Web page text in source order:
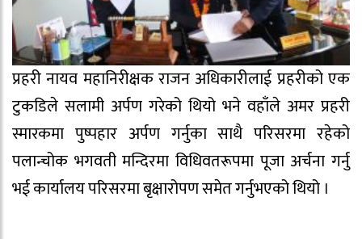
प्रहरी नायव महानिरीक्षक राजन अधिकारीलाई प्रहरीको एक
टुकडिले सलामी अर्पण गरेको थियो भने वहाँले अमर प्रहरी
स्मारकमा पुष्पहार अर्पण गर्नुका साथै परिसरमा रहेको
पलान्चोक भगवती मन्दिरमा विधिवतरूपमा पूजा अर्चना गर्नु
भई कार्यालय परिसरमा बृक्षारोपण समेत गर्नुभएको थियो ।